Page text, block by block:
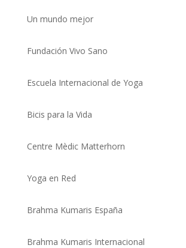
Un mundo mejor
Fundación Vivo Sano
Escuela Internacional de Yoga
Bicis para la Vida
Centre Mèdic Matterhorn
Yoga en Red
Brahma Kumaris España
Brahma Kumaris Internacional